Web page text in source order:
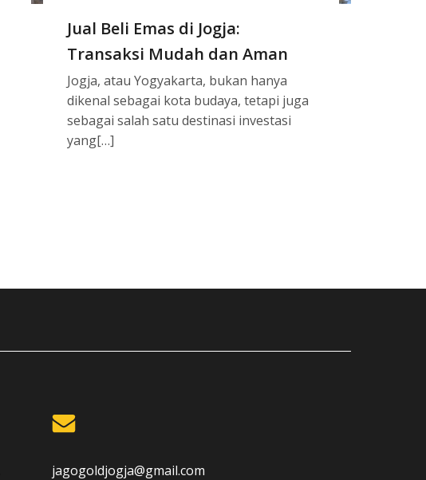
Jual Beli Emas di Jogja:
Transaksi Mudah dan Aman
Jogja, atau Yogyakarta, bukan hanya
dikenal sebagai kota budaya, tetapi juga
sebagai salah satu destinasi investasi
yang[…]
jagogoldjogja@gmail.com